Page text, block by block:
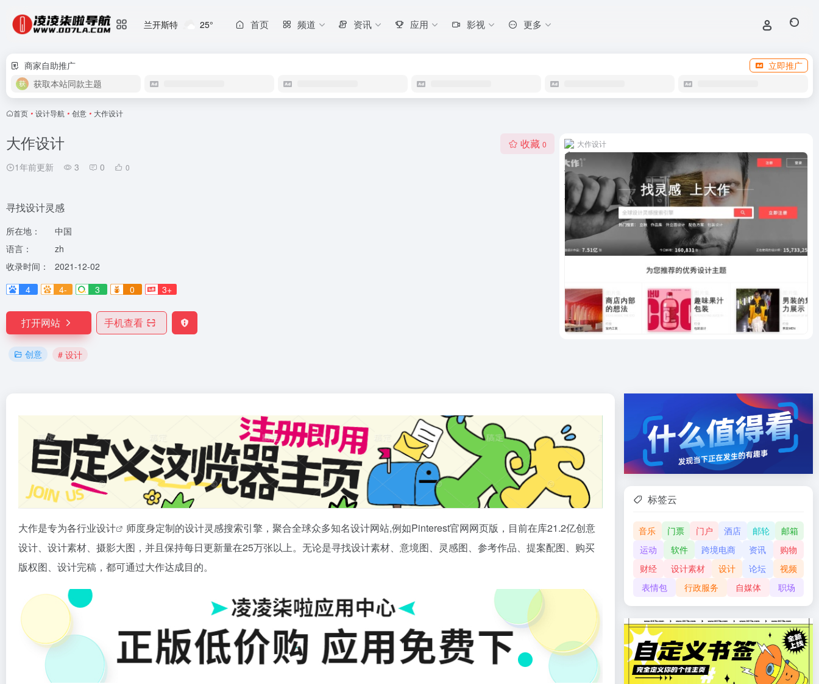
兰开斯特 25° 首页 频道 资讯 应用 影视 更多
商家自助推广
立即推广
获取本站同款主题
首页 • 设计导航 • 创意 • 大作设计
大作设计
1年前更新 3 0 0
收藏 0
寻找设计灵感
所在地：
中国
语言：
zh
收录时间：
2021-12-02
4
4- 3 0 3+
打开网站 手机查看
创意 # 设计
大作设计
大作是专为各行业设计
师度身定制的设计灵感搜索引擎，聚合全球众多知名设计网站,例如Pinterest官网网页版，目前在库21.2亿创意
设计、设计素材、摄影大图，并且保持每日更新量在25万张以上。无论是寻找设计素材、意境图、灵感图、参考作品、提案配图、购买
版权图、设计完稿，都可通过大作达成目的。
标签云
音乐 门票 门户 酒店 邮轮
邮箱
运动
软件 跨境电商 资讯
购物
财经
设计素材 设计 论坛
视频
表情包
行政服务 自媒体 职场